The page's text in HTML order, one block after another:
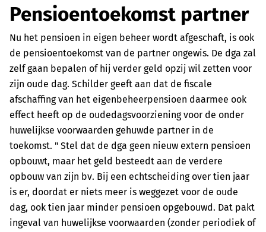
Pensioentoekomst partner
Nu het pensioen in eigen beheer wordt afgeschaft, is ook
de pensioentoekomst van de partner ongewis. De dga zal
zelf gaan bepalen of hij verder geld opzij wil zetten voor
zijn oude dag. Schilder geeft aan dat de fiscale
afschaffing van het eigenbeheerpensioen daarmee ook
effect heeft op de oudedagsvoorziening voor de onder
huwelijkse voorwaarden gehuwde partner in de
toekomst. " Stel dat de dga geen nieuw extern pensioen
opbouwt, maar het geld besteedt aan de verdere
opbouw van zijn bv. Bij een echtscheiding over tien jaar
is er, doordat er niets meer is weggezet voor de oude
dag, ook tien jaar minder pensioen opgebouwd. Dat pakt
ingeval van huwelijkse voorwaarden (zonder periodiek of